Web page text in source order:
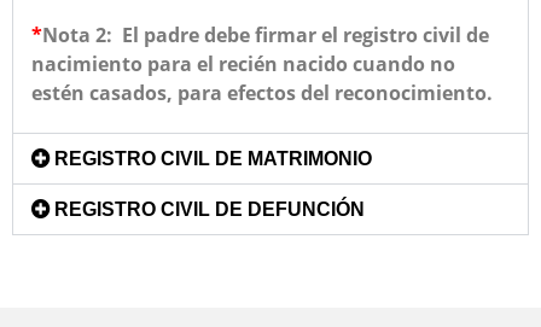
*Nota 2: El padre debe firmar el registro civil de
nacimiento para el recién nacido cuando no
estén casados, para efectos del reconocimiento.
REGISTRO CIVIL DE MATRIMONIO
REGISTRO CIVIL DE DEFUNCIÓN